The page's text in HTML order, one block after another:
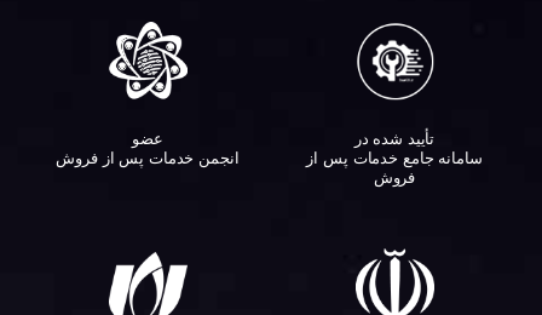
تأیید شده در
سامانه جامع خدمات پس از
فروش
عضو
انجمن خدمات پس از فروش